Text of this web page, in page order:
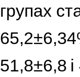
групах
51,8±6,8